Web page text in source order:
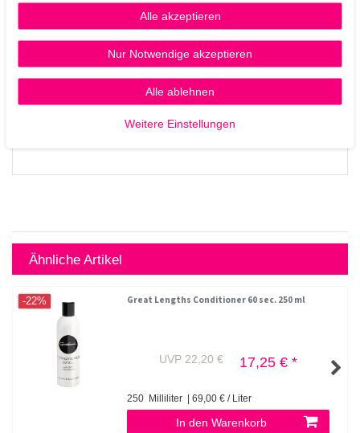
Ähnliche Artikel
-22% Great Lengths Conditioner 60 sec. 250 ml
UVP 22,20 € 17,25 € *
250 Milliliter | 69,00 € / Liter
In den Warenkorb
Alle akzeptieren
Nur Notwendige akzeptieren
Alle ablehnen
Weitere Einstellungen